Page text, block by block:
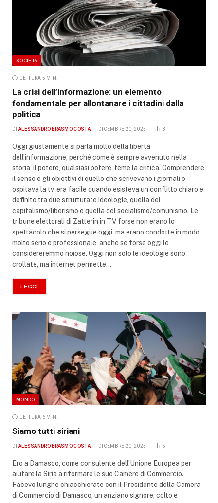
SOCIETÀ
LETTURA 5 MIN.
La crisi dell’informazione: un elemento
fondamentale per allontanare i cittadini dalla
politica
DI ALESSANDRO ERASMO COSTA DICEMBRE 20, 2025 3
Oggi giustamente si parla molto della libertà
dell’informazione, perché come è sempre avvenuto nella
storia, il potere, qualsiasi potere, teme la critica. Comprendere
il senso e gli obiettivi di quello che scrivevano i giornali o
ospitava la tv, era facile quando esisteva un conflitto chiaro e
definito tra due strutturate ideologie, quella del
capitalismo/liberismo e quella del socialismo/comunismo. Le
tribune elettorali di Zatterin in TV forse non erano lo
spettacolo che si persegue oggi, ma erano condotte in modo
molto serio e professionale, anche se forse oggi le
considereremmo noiose. Oggi non solo le ideologie sono
crollate, ma internet permette…
LEGGI
MONDO
LETTURA 6 MIN.
Siamo tutti siriani
DI ALESSANDRO ERASMO COSTA DICEMBRE 20, 2025 5
Ero a Damasco, come consulente dell’Unione Europea per
aiutare la Siria a riformare le sue Camere di Commercio.
Facevo lunghe chiacchierate con il Presidente della Camera
di Commercio di Damasco, un anziano signore, colto e